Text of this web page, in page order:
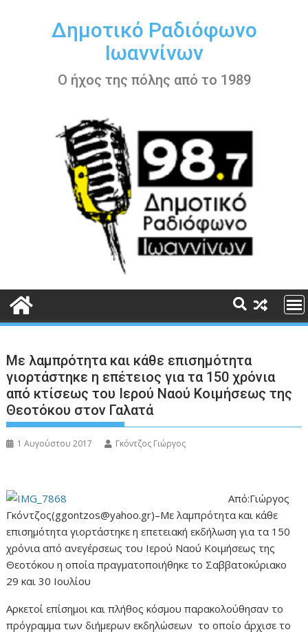
περιεχόμενοΔημοτικό Ραδιόφωνο
Ιωαννίνων
Ο ήχος της πόλης από το 1989
Με λαμπρότητα και κάθε επισημότητα
γιορτάστηκε η επέτειος για τα 150 χρόνια
από κτίσεως του Ιερού Ναού Κοιμήσεως της
Θεοτόκου στον Γαλατά
1 Αυγούστου 2017 Γκόντζος Γιώργος
Από:Γιώργος
Γκόντζος(ggontzos@yahoo.gr)–Με λαμπρότητα και κάθε
επισημότητα γιορτάστηκε η επετειακή εκδήλωση για τα 150
χρόνια από ανεγέρσεως του Ιερού Ναού Κοιμήσεως της
Θεοτόκου η οποία πραγματοποιήθηκε το Σαββατοκύριακο
29 και 30 Ιουλίου
Αρκετοί επίσημοι και πλήθος κόσμου παρακολούθησαν το
πρόγραμμα των διήμερων εκδηλώσεων το οποίο άρχισε το